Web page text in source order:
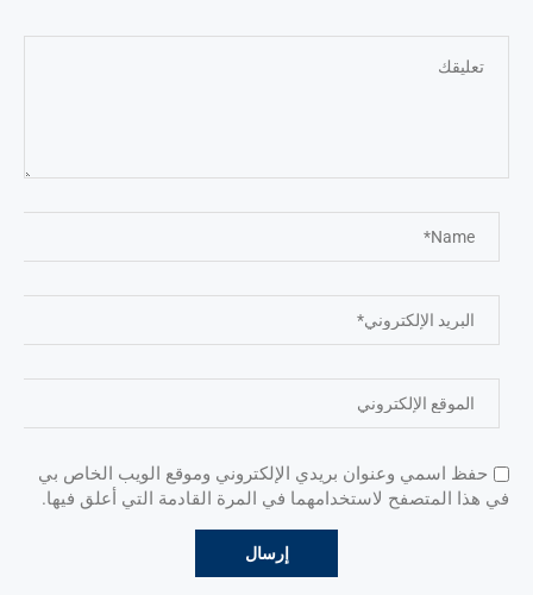
حفظ اسمي وعنوان بريدي الإلكتروني وموقع الويب الخاص بي
في هذا المتصفح لاستخدامهما في المرة القادمة التي أعلق فيها.